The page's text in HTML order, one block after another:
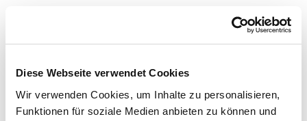
Diese Webseite verwendet Cookies
Wir verwenden Cookies, um Inhalte zu personalisieren,
Funktionen für soziale Medien anbieten zu können und
Blutgerinnungs-Selbstmessung (INR-
Asthmaschulung
Diabetikerschulung